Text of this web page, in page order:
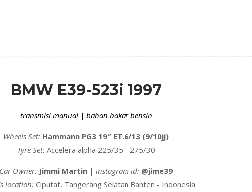
BMW E39-523i 1997
transmisi manual | bahan bakar bensin
Wheels Set: Hammann PG3 19″ ET.6/13 (9/10jj)
Tyre Set:Accelera alpha 225/35 - 275/30
Car Owner: Jimmi Martin | instagram id: @jime39
location:Ciputat, Tangerang Selatan Banten - Indonesia